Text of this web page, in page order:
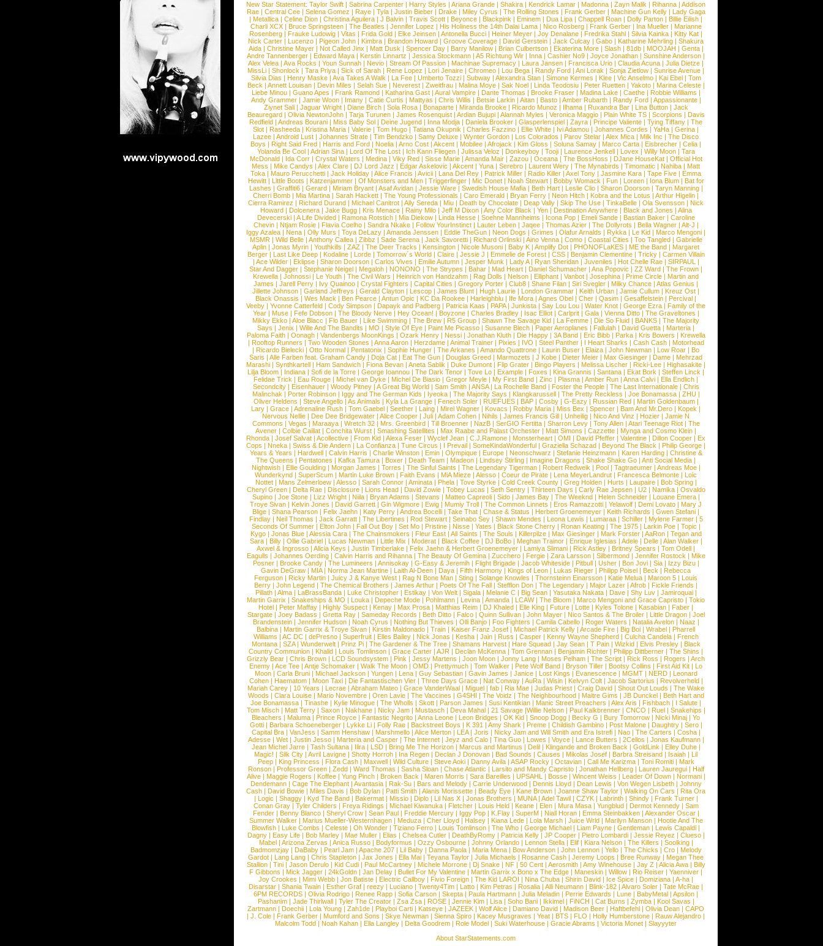
New Star Statement: Taylor Swift | Sabrina Carpenter | Harry Styles | Ariana Grande | Shakira | Kendrick Lamar | Madonna | Zayn Malik | Rihanna | Addison
Rae| Central Cee| Selena Gomez | Raye| Tyla| Justin Bieber| Drake| Miley Cyrus | The Rolling Stones | Frank Gerber| Machine Gun Kelly| Lady Gaga
| Metallica | Celine Dion | Christina Aguilera | J Balvin | Travis Scott | Beyonce | Blackpink | Eminem | Dua Lipa | Chappell Roan | Dolly Parton | Billie Eilish |
Charli XCX| Bruce Springsteen| The Beatles | Jennifer Lopez | His Holiness the 14th Dalai Lama| Nico Rosberg| Frank Gerber| Ina Mueller| Marianne
Rosenberg | Frauke Ludowig | Vitas | Frida Gold | Elke Jeinsen | Antonella Bucci | Heiner Meyer | Joy Denalane | Fredrika Stahl | Silvia Kainka | Kitty Kat |
Nick Carter | Lucenzo | Pigeon John | Kimbra | Brandon Howard | Groove Coverage | David Gerstein | Jack Culcay | Gabo | Katharine Mehrling | Shakura
Aida| Christine Mayer| Not Called Jinx | Matt Dusk | Spencer Day| Barry Manilow| Brian Culbertson| Ekaterina More| Slash| 81db| MOOJAH | Genta|
Andre Tannenberger | Edward Maya | Kerstin Linnartz | Jessica Stockmann | A5 Richtung Wir | Inna | Cashier No9 | Joyce Jonathan | Sunshine Anderson |
Alex Velea | Ava Rocks | Youn Sunnah | Nevio | Stream Of Passion | Machinae Supremacy | Laura Jansen | Francisca Urio | Claudia Acuna | Julia Dietze |
MissLi | Shonlock | Tara Priya | Sick of Sarah | Rene Lopez | Lori Jenaire | Chromeo | Lou Bega | Randy Ford | Ani Lorak | Sonja Zietlow | Sunrise Avenue |
Silvia Dias | Henry Maske| Ava Takes A Walk | La Fee| Umberto Tozzi| Subway| Alexandra Stan| Simone Kermes | Klee| Vic Anselmo| Kai Ebel| Tom
Beck | Annett Louisan| Devin Miles | Selah Sue| Neverest| Zweitfrau| Malina Moye| Sak Noel| Linda Teodosiu| Peter Ruetten| Yakoto| Marina Celeste|
Liebe Minou| Guano Apes | Frank Ramond| Katharina Gast| Aural Vampire| Dante Thomas | Brooke Fraser| Madina Lake| Caethe| Robbie Williams |
Andy Grammer| Jamie Woon| Imany| Catie Curtis | Mattyas | Chris Willis | Betsie Larkin| Aitan| Basto| Amber Rubarth| Randy Ford| Appassionante|
Ziynet Sali| Jaguar Wright| Diane Birch| Sola Rosa| Bonaparte| Miranda Brooke| Ricardo Munoz | Ilhama| Ruxandra Bar| Lina Button| Jack
Beauregard| Olivia NewtonJohn| Tarja Turunen| James Rosenquist| Ardian Bujupi| Alannah Myles | Veronica Maggio| Plain White TS| Scorpions | Davis
Redfield | Andreas Bourani | Miss Baby Sol | Deine Jugend | Inna Modja | Daniela Brooker | Glasperlenspiel | Zayra | Principe Valiente | Tying Tiffany | The
Slot | Rasheeda | Kristina Maria | Valerie | Tom Hugo | Tatiana Okupnik | Charles Fazzino | Ellie White | Ivi Adamou | Johannes Cordes | YaHa | Gerina |
Lazee | Android Lust | Johannes Strate | Tim Bendzko | Samy Deluxe | Wynter Gordon | Los Colorados | Parov Stelar | Alex Mica | Milk Inc | The Disco
Boys | Right Said Fred | Harris and Ford | Noelia | Arno Cost | Akcent | Mobilee | Afrojack | Kim Gloss | Soluna Samay | Marco Carta | Eisbrecher | Celia |
Yolanda Be Cool| Adrian Sina| Lord Of The Lost| Ich Kann Fliegen| Julissa Veloz | Donkeyboy| Tooji| Laurence Jenkell| Lovex | Willy Moon| Tara
McDonald| Ida Corr| Crystal Waters | Medina| Viky Red| Sisse Marie| Amanda Mair| Zazou| Oceana| The BossHoss | DJane HouseKat| Official Hot
Mess | Mike Candys | Alex Clare | DJ Lord Jazz | Edgar Askelovic | Akcent | Yuna | Serebro | Laurent Wery | The Mynabirds | Timomatic | Nahiba | Matt
Toka | Mauro Perucchetti | Jack Holiday | Alice Francis | Avicii | Lana Del Rey | Patrick Miller | Radio Killer | Axel Tony | Jasmine Kara | Tape Five | Emma
Hewitt| Little Boots | Katzenjammer| Of Monsters and Men| Triggerfinger| Mic Donet| Noah Stewart| Bobby Womack | Fun| Loreen| Iona Blum| Bat for
Lashes | Graffiti6| Gerard| Miriam Bryant| Asaf Avidan| Jessie Ware| Swedish House Mafia| Beth Hart| Leslie Clio| Sharon Doorson| Taryn Manning|
Cherri Bomb | Mia Martina | Sarah Hackett | The Young Professionals | Caro Emerald | Bryan Ferry | Neon Hitch | Kobra and the Lotus | Arthur Higelin |
Cierra Ramirez | Richard Durand | Michael Canitrot | Ally Sereda | Miu | Death by Chocolate | Deap Vally | Skip The Use | TinkaBelle | Ola Svensson | Nick
Howard| Dolcenera| Jake Bugg| Kris Menace| Rainy Milo| Jeff M Dixon| Any Color Black | Yen| Destination Anywhere| Black and Jones | Alina
Devecerski| A Life Divided| Ramona Rotstich| Mia Diekow| Linda Hesse| Soehne Mannheims | Icona Pop| Emeli Sande| Bastian Baker| Caroline
Chevin| Ntjam Rosie| Flavia Coelho| Sandra Nkake| Follow YourInstinct| Lauter Leben| Jaqee| Thomas Azier| The Dollyrots | Bella Wagner| Alt-J |
Iggy Azalea | Nena | Olly Murs | Toya DeLazy | Amanda Jenssen | Eddie TheGun | Neon Dogs | Grimes | Olafur Arnalds | Rykka | Le Kid | Marco Mengoni |
MSMR| Wild Belle| Anthony Callea| Zibbz | Sade Serena| Jack Savoretti| Richard Orlinski| Aino Venna| Como| Coastal Cities | Too Tangled| Gabrielle
Aplin | Jonas Myrin | Youthkills | ZAZ | The Deer Tracks | Kensington | Nicole Musoni | Baby K | Amplify Dot | PHONOFLaKES | ME the Band | Margaret
Berger| Last Like Deep| Kodaline| Lorde| Tomorrow´s World| Claire| Jessie J | Emmelie de Forest| CSS| Benjamin Clementine| Tricky| Carmen Villain
| Ace Wilder| Eklipse| Sharon Doorson| Carlos Vives | Emilie Autumn| Jesper Munk | Lady A| Ryan Sheridan| Juveniles | Hot Chelle Rae| SIRPAUL
|
Star And Dagger | Stephanie Neigel | Megaloh | NONONO | The Strypes | Bahar | Mad Heart | Daniel Schumacher | Ana Popovic | ZZ Ward | The Frown |
Krewella | Johnossi | Le Youth | The Civil Wars | Heinrich von Handzahm | Rag Dolls | Nelson | Elliphant | Vanbot | Josephina | Prime Circle | Martin and
James | Jarell Perry | Ivy Quainoo | Crystal Fighters | Capital Cities | Gregory Porter | Club8 | Shane Filan | Siri Svegler | Milky Chance | Atlas Genius |
Jillette Johnson | Garland Jeffreys | Gerald Clayton | Lescop | James Blunt | Hugh Laurie | London Grammar | Keith Urban | Jamie Cullum | Kreuz Ost |
Black Onassis | Wes Mack | Ben Pearce | Antun Opic | KC Da Rookee | Harleighblu | Ife Mora | Agnes Obel | Cher | Qasim | Gesaffelstein | Percival |
Veeby | Yvonne Catterfeld | Cody Simpson | Dapayk and Padberg | Patricia Kaas | PAPA| Junkista | Say Lou Lou | Water Knot | George Ezra | Family of the
Year| Muse| Fefe Dobson| The Bloody Nerve| Hey Ocean! | Boyzone| Charles Bradley| Isac Elliot| Carlprit| Gala| Vienna Ditto| The Graveltones |
Mikky Ekko | Aloe Blacc | Flo Bauer | Like Swimming | The Brew | R5 Group | Shawn The Savage Kid | La Femme | Die So Fluid | BANKS | The Majority
Says | Jenix | Wille And The Bandits | MO | Style Of Eye | Paint Me Picasso | Susanne Blech | Paper Aeroplanes | Fallulah | David Guetta | Marteria |
Paloma Faith| Oonagh| Vandenbergs MoonKings | Ozark Henry| Nessi| Jonathan Kluth| Die Happy| 3A Band| Eric Bibb| Parka| Kris Bowers | Krewella
| Rooftop Runners | Two Wooden Stones | Anna Aaron| Herzdame| Animal Trainer| Pixies | IVO | Steel Panther| I Heart Sharks | Cash Cash| Motorhead
| Ricardo Bielecki | Otto Normal | Pentatonix | Sophie Hunger | The Arkanes | Amando Quattrone | Laurin Buser | Elaiza | John Newman | Low Roar | Bo
Saris | Alle Farben feat. Graham Candy | Doja Cat | Eat The Gun | Douglas Greed | Marmozets | J Kobe | Dieter Meier | Max Giesinger | Dame | Mehrzad
Marashi | Synthkartell | Ham Sandwich | Fiona Bevan | Aneta Sablik | Duke Dumont | Flip Grater | Bingo Players | Melissa Lischer | Ricki-Lee | Highasakite |
Lilja Bloom | Indiana | Sofi de la Torre | George Ioannou | The Dark Tenor | Tove Lo | Example | Foxes | Kina Grannis | Santana | Ekat Bork | Steffen Linck |
Felidae Trick | Eau Rouge | Michel van Dyke | Michel De Biasio | Gregor Meyle | My First Band | Zinc | Plasma | Amber Run | Anna Calvi | Ella Endlich |
Secondcity| Eisenhauer| Woody Pitney| A Great Big World| Sam Smith| ANSA| La Rochelle Band| Foster the People| The Last Internationale| Chris
Malinchak | Porter Robinson| Iggy and The German Kids | Iyeoka| The Majority Says | Klangkarussell| The Pretty Reckless | Joe Bonamassa| ZHU|
Oliver Heldens | Steve Angello| As Animals | Kyla La Grange| Fenech Soler| RUEFUES| BAP| Cosby| G-Eazy| Russian Red| Martin Goldenbaum|
Lary | Grace | Adrenaline Rush | Tom Gaebel | Seether | Laing | Mirel Wagner | Kovacs | Robby Maria | Miss Bex | Spencer | Bam And Mr.Dero | Kopek |
Nervous Nellie | Dee Dee Bridgewater | Alice Cooper | Juli | Adam Cohen | Nihils | James Francis Gill | Unheilig | Nico And Vinz | Hozier | Jamie N
Commons | Vegas | Maraaya| Wretch 32| Mrs. Greenbird| Till Broenner| NazB| SerGIO Fertitta| Sharron Levy| Tony Allen| Atari Teenage Riot| The
Avener | Colbie Caillat | Conchita Wurst | Smashing Satellites | Max Raabe and Palast Orchester | Matt Simons | Cazzette | Mynga and Cosmo Klein |
Rhonda | Josef Salvat | Acollective | From Kid | Alexa Feser | Wyclef Jean | C.J.Ramone | Monsterheart | OMI | David Pfeffer | Valentine | Dillon Cooper | Ex
Cops | Nneka | Swiss & Die Andern | La Confianza | Tune Circus | I Prevail | SomeKindaWonderful | Graziella Schazad | Beyond The Black | Philip George |
Years & Years | Hardwell| Calvin Harris | Charlie Winston| Emin| Olympique| Europe| Neonschwarz | Stefanie Heinzmann| Karen Harding| Christine &
The Queens | Pentatones | Kafka Tamura | Boxer | Death Team | Madeon | Lindsey Stirling | Imagine Dragons | Shake Shake Go | Anti Social Media |
Nightwish| Ellie Goulding| Morgan James | Torres | The Sinful Saints | The Legendary Tigerman| Robert Redweik | Pool| Tagtraeumer| Andreas Moe|
Wunderkynd | SuperScum | Martin Luke Brown | Faith Evans | MiA Mieze | Alesso | Coeur de Pirate | Lena MeyerLandrut | Francesca Belmonte | Loic
Nottet| Mans Zelmerloew| Alesso| Sarah Connor| Aminata| Phela| Tove Styrke| Cold Creek County| Greg Holden| Hurts | Laupaire| Bob Spring|
Cheryl Green| Delta Rae| Disclosure| Lions Head| David Zowie| Tobey Lucas | Seth Sentry| Thirteen Days | Carly Rae Jepsen| U2| Namika| Osvaldo
Supino| Joe Stone| Lizz Wright| Niila| Bryan Adams | Stevans | Matteo Capreoli| Sido| James Bay| The Weeknd| Helen Schneider| Louane Emera|
Troye Sivan | Kelvin Jones | David Garrett | Gin Wigmore | Ewig | Mumiy Troll | The Common Linnets | Eros Ramazzotti | Yelawolf | Demi Lovato | Mary J
Blige | Shana Pearson | Felix Jaehn | Katy Perry | Andrea Bocelli | Take That | Chase & Status | Herbert Groenemeyer | Keith Richards | Gwen Stefani |
Findlay| Neil Thomas | Jack Garratt| The Libertines | Rod Stewart| Seinabo Sey| Shawn Mendes | Leona Lewis | Lumaraa| Schiller| Mylene Farmer| 5
Seconds Of Summer| Elton John| Fall Out Boy| Set Mo| Pristine| Nisse| Yates | Black Stone Cherry| Ronan Keating| The 1975| Larkin Poe| Topic |
Kygo| Jonas Blue| Alessia Cara| The Chainsmokers | Fleur East| All Saints | The Souls | Killerpilze| Max Giesinger| Mark Forster| AaRon| Tegan and
Sara| Billy| Ollie Gabriel| Lucas Newman| Little Mix | Moderat| Black Coffee| DJ BoBo| Meghan Trainor| Enrique Iglesias | Adele| Delle| Alan Walker|
Axwel & Ingrosso | Alicia Keys | Justin Timberlake | Felix Jaehn & Herbert Groenemeyer | Lamiya Slimani | Rick Astley | Britney Spears | Tom Odell |
Eagulls | Johannes Oerding| Calvin Harris and Rihanna| The Beauty Of Gemina| Zucchero| Fergie| Zara Larsson| Silbermond| Jennifer Rostock | Mike
Posner| Brooke Candy| The Lumineers | Annisokay| G-Easy & Jeremih| Flight Brigade| Jacob Whiteside| Pitbull| Usher| Bon Jovi| Sia| Izzy Bizu|
Gavin DeGraw | MIA| Norma Jean Martine | Laith Al-Deen | Daya | Fifth Harmony | Kings of Leon | Lukas Rieger | Philipp Poisel | Beck | Rebecca
Ferguson | Ricky Martin | Juicy J & Kanye West | Rag N Bone Man | Sting | Solange Knowles | Thornsteinn Einarsson | Katie Melua | Maroon 5 | Louis
Berry | John Legend | The Chemical Brothers | James Arthur | Poets Of The Fall | Stefflon Don | The Legendary | Major Lazer | Afrob | Fickle Friends |
Pillath| Alma| LaBrassBanda| Luke Christopher| Estikay| Von Welt| Sigala| Melanie C| Big Sean| Yasutaka Nakata| Dave| Shy Luv| Jamiroquai|
Martin Garrix | Snakeships & MO | Louka | Depeche Mode | Pohlmann | Levina | Amanda | LCAW| The Bloom | Marco Mengoni and Grace Capristo | Tokio
Hotel | Peter Maffay | Highly Suspect | Kenay | Max Prosa | Matthias Reim | DJ Khaled | Elle King | Future | Lotte | Kyles Tolone | Kasabian | Faber |
Stargate| Joey Badass | Gretta Ray| Sameday Records | Beth Ditto| Falco| Quinn Sullivan| John Mayer| Nico Santos & The Broiler| Little Dragon| Joel
Brandenstein| Jennifer Hudson| Noah Cyrus | Nothing But Thieves | Olli Banjo| Foo Fighters | Camila Cabello| Roger Waters | Natalia Avelon| Naaz |
Balbina | Martin Garrix & Troye Sivan | Kirstin Maldonado | Train | Kaiser Franz Josef | Michael Patrick Kelly | Arcade Fire | Big Boi | Wrabel | Pharrell
Williams | AC DC| dePresno| Superfruit| Elles Bailey| Nick Jonas | Kesha| Jain| Russ | Casper| Kenny Wayne Shepherd| Culcha Candela| French
Montana| SZA| Wunderwelt| Prinz Pi| The Gardener & The Tree| Shamans Harvest| Hare Squead| Jay Sean| T Pain| Wizkid| Elvis Presley| Black
Country Communion | Khalid | Louis Tomlinson | Grace Carter | AJR | Declan McKenna | Tom Grennan | Benjamin Richter | Philipp Dittberner | The Shins |
Grizzly Bear | Chris Brown | LCD Soundsystem | Pink | Jessy Martens | Joon Moon | Jonny Lang | Moses Pelham | The Script | Rick Ross | Rogers | Arch
Enemy | Ace Tee | Antje Schomaker | Walk The Moon | OMD | Prettymuch | Tom Walker | Pete Wolf Band | Bryson Tiller | Bootsy Collins | First Aid Kit | Lo
Moon| Carla Bruni| Michael Jackson| Yungen| Lena| Guy Sebastian| Gavin James | Janice| Lost Kings | Evanescence| MGMT| NERD| Leonard
Cohen| Haematom| Moon Taxi| Die Fantastischen Vier| Three Days Grace| Nat Conway| AuRa| Wisin| Kelvyn Colt| Jacob Sartorius | Revolverheld|
Mariah Carey | 10 Years | Lecrae | Abraham Mateo | Grace VanderWaal | Miguel | fab | Ria Mae | Judas Priest | Craig David | Shout Out Louds | The Wake
Woods | Clara Louise| Mario Novembre| Oren Lavie| The Vaccines | G4SHI | The Voidz | The Neighbourhood| Maitre Gims | JB Dunckel| Beth Hart and
Joe Bonamassa | Tinashe | Kylie Minogue | The Wholls | Skott | Parson James | Susi Kentikian | Manic Street Preachers | Alex Aris | Fishbach | I Salute |
Tom Misch| Matt Terry| Saxon| Nakhane| Nicky Jam| Mustasch| Deva Mahal| 21 Savage|Willie Nelson| Paul Kalkbrenner| CNCO | Ruel| Snakehips |
Bleachers | Maluma | Prince Royce | Fantastic Negrito | Anna Leone | Leon Bridges | OK Kid | Snoop Dogg | Becky G | Bury Tomorrow | Nicki Minaj | Yo
Gotti| Barbara Schoeneberger| Lykke Li| Folly Rae| Backstreet Boys | K 391 | Amy Shark | Preme| Childish Gambino| Post Malone| Daughtry| Sero|
Capital Bra| VanJess | Samm Henshaw| Marshmello| Alice Merton| LEA| Joris | Nicky Jam and Will Smith and Era Istrefi| Nao| The Carters | Cosha|
Adesse| Wet| Justin Jesso| Marteria and Casper| The Internet| Jeyz and Calo| Tina Guo| Lowes | Voyce| Lance Butters | 2Cellos | Jonas Kaufmann|
Jean Michel Jarre| Tash Sultana| Ilira| LSD| Bring Me The Horizon| Marcus and Martinus | Delil| Klingande and Broken Back | GoldLink | Elley Duhe|
Magic! | Silk City | Avril Lavigne | Shotty Horroh | Ina Regen | Declan J Donovan | Bad Sounds | Causes | Mikolas Josef | Barbra Streisand | Isaiah | Lil
Peep| King Princess | Flora Cash| Maxwell| Wild Culture| Steve Aoki| Danny Avila| ASAP Rocky| Octavian| Call Me Karizma| Toni Romiti| Mark
Ronson| Professor Green| Zedd| Ward Thomas | Sasha Sloan| Chase Atlantic | Larsito and Mandy Capristo| Jonathan Hellberg| Lauren Jauregui| Half
Alive| Maggie Rogers | Koffee| Yung Pinch| Broken Back | Maren Morris | Sara Bareilles | UPSAHL | Bosse| Wincent Weiss | Leader Of Down| Normani|
Dendemann| Cage The Elephant| Avantasia| Rak-Su| Bars and Melody| Carrie Underwood| Dennis Lloyd| Dean Lewis | Von Wegen Lisbeth| Johnny
Cash | David Bowie | Miles Davis | Bob Dylan | Patti Smith | Alanis Morissette | Beady Eye | Kane Brown | Joanne Shaw Taylor | Walking On Cars | Rita Ora
| Logic | Shaggy| Kyd The Band| Bakermat| Missio| Diplo| Lil Nas X| Jonas Brothers | MUNA| Adel Tawil| CZYK| Labrinth| Shindy| Frank Turner|
Conan Gray| Tyler Childers | Freya Ridings | Michael Kiwanuka| Fletcher| Louis Held| Keane| Elen| Mura Masa| Yungblud| Dermot Kennedy| Sam
Fender| Benny Blanco| Sheryl Crow| Sean Paul| Freddie Mercury| Iggy Pop| K.Flay| SuperM| Niall Horan| Emma Steinbakken| Alexander Oscar|
Summer Walker| Marius Mueller-Westernhagen| Meduza| Cher Lloyd| Halsey| Kiana Lede| Lola Marsh| Juice Wrld| Marilyn Manson| Hootie And The
Blowfish | Luke Combs | Celeste | Oh Wonder | Tiziano Ferro | Louis Tomlinson | The Who | George Michael | Liam Payne | Gentleman | Lewis Capaldi |
Dagny| Easy Life| Bob Marley| Mae Muller| Elias | Chelsea Cutler| DeathByRomy| Patricia Kelly| JP Cooper| Pietro Lombardi| Jessie Reyez | Clueso|
Mabel| Arizona Zervas | Anica Russo| Bodyformus | Ozzy Osbourne| Johnny Orlando| Lennon Stella| Elif| Kiara Nelson| The Killers | Soolking|
Badmomzjay| DaBaby| Pearl Jam| Apache 207| Lil Baby| Danna Paola| Maria Mena| Bow Anderson| John Lennon| Yello| The Chicks | Cro| Melody
Gardot | Lang Lang | Chris Stapleton | Jax Jones | Ella Mai | Teyana Taylor | Julia Michaels | Rosanne Cash | Jeremy Loops | Bree Runway | Megan Thee
Stallion| Tini| Jason Derulo| Kid Cudi| Paul McCartney| Michele Morrone| Dj Snake| NF| 50 Cent| Aerosmith| Amy Winehouse| Jay Z| Alicia Awa| Billy
F Gibbons | Mick Jagger | 24kGoldn | Jan Delay | Bullet For My Valentine | Martin Garrix x Bono x The Edge | Maneskin | Willow | Rio Reiser | Yaenniver |
Joy Crookes | Mimi Webb | Jon Batiste | Electric Callboy | Fivio Foreign | The Kid LAROI | Nina Chuba | Shirin David | Ice Spice | Domiziana | A-ha |
Disarstar | Shania Twain | Esther Graf | reezy | Luciano | Twenty4Tim | Latto | Kim Petras | Rosalia | Alli Neumann | Blink-182 | Alvaro Soler | Tate McRae |
6PM RECORDS | Olivia Rodrigo | Renee Rapp | Sofia Carson | Skepta | Paula Hartmann | Julia Meladin | Perrie Edwards | Lune | BabyMetal | Apsilon |
Pashanim| Jade Thirlwall| Tyler The Creator| Zsa Zsa| ROSE| Jennie Kim| Lisa| Soho Bani| Ikkimel| FiNCH | Cat Burns | Zymba| Kool Savas |
Zartmann | Doechii | Lola Young | Zah1de | Playboi Carti | Katseye | JAZEEK | Wolf Alice | Damiano David | Madison Beer | Haftbefehl | Olivia Dean | CAPO
| J. Cole | Frank Gerber | Mumford and Sons | Skye Newman | Sienna Spiro | Kacey Musgraves | Yeat | BTS | FLO | Holly Humberstone | Rauw Alejandro |
Malcolm Todd | Noah Kahan | Ella Langley | Delta Goodrem | Role Model | Suki Waterhouse | Gracie Abrams | Victoria Monet | Slayyyter
About StarStatements.com